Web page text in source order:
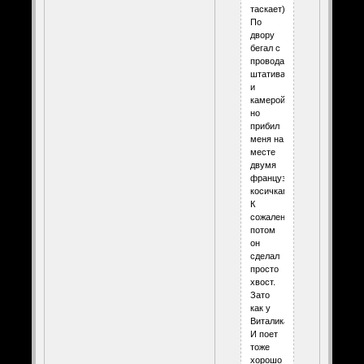
таскает).
По
двору
бегал с
проводами,
штативами
и
камерой,
но
прибил
меня на
месте
двумя
французскими
косичками.
К
сожалению,
потом
он
сделал
просто
хвост.
Зато
как у
Виталика.
И поет
тоже
хорошо